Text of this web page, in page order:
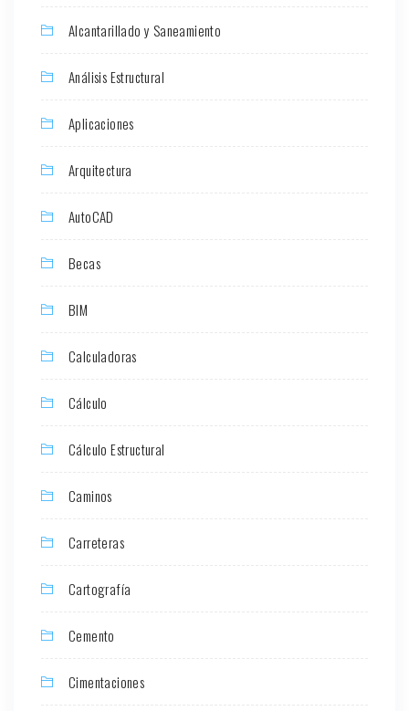
Alcantarillado y Saneamiento
Análisis Estructural
Aplicaciones
Arquitectura
AutoCAD
Becas
BIM
Calculadoras
Cálculo
Cálculo Estructural
Caminos
Carreteras
Cartografía
Cemento
Cimentaciones